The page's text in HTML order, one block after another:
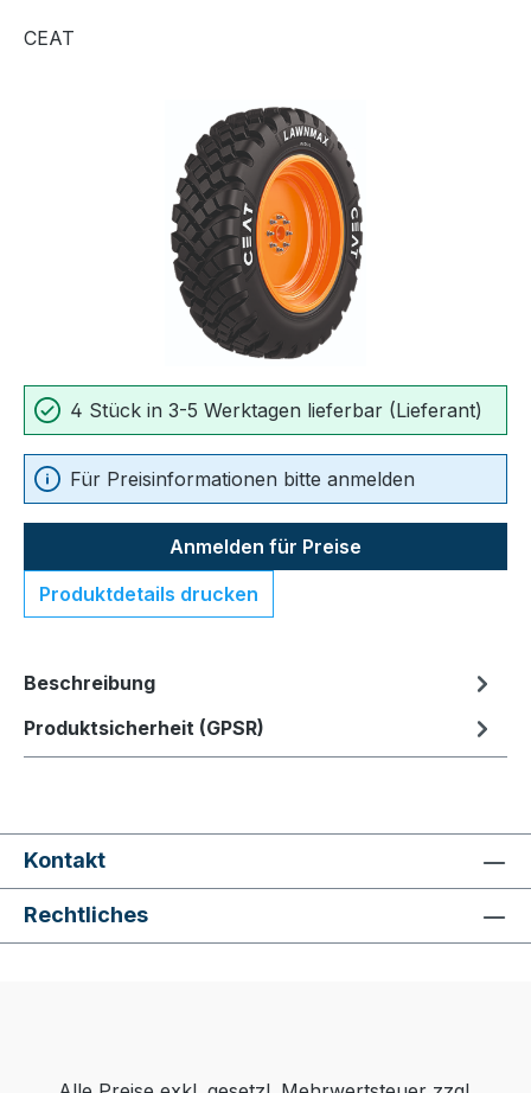
CEAT
Bildergalerie überspringen
4 Stück in 3-5 Werktagen lieferbar (Lieferant)
Für Preisinformationen bitte anmelden
Anmelden für Preise
Produktdetails drucken
Beschreibung
Produktsicherheit (GPSR)
Kontakt
Rechtliches